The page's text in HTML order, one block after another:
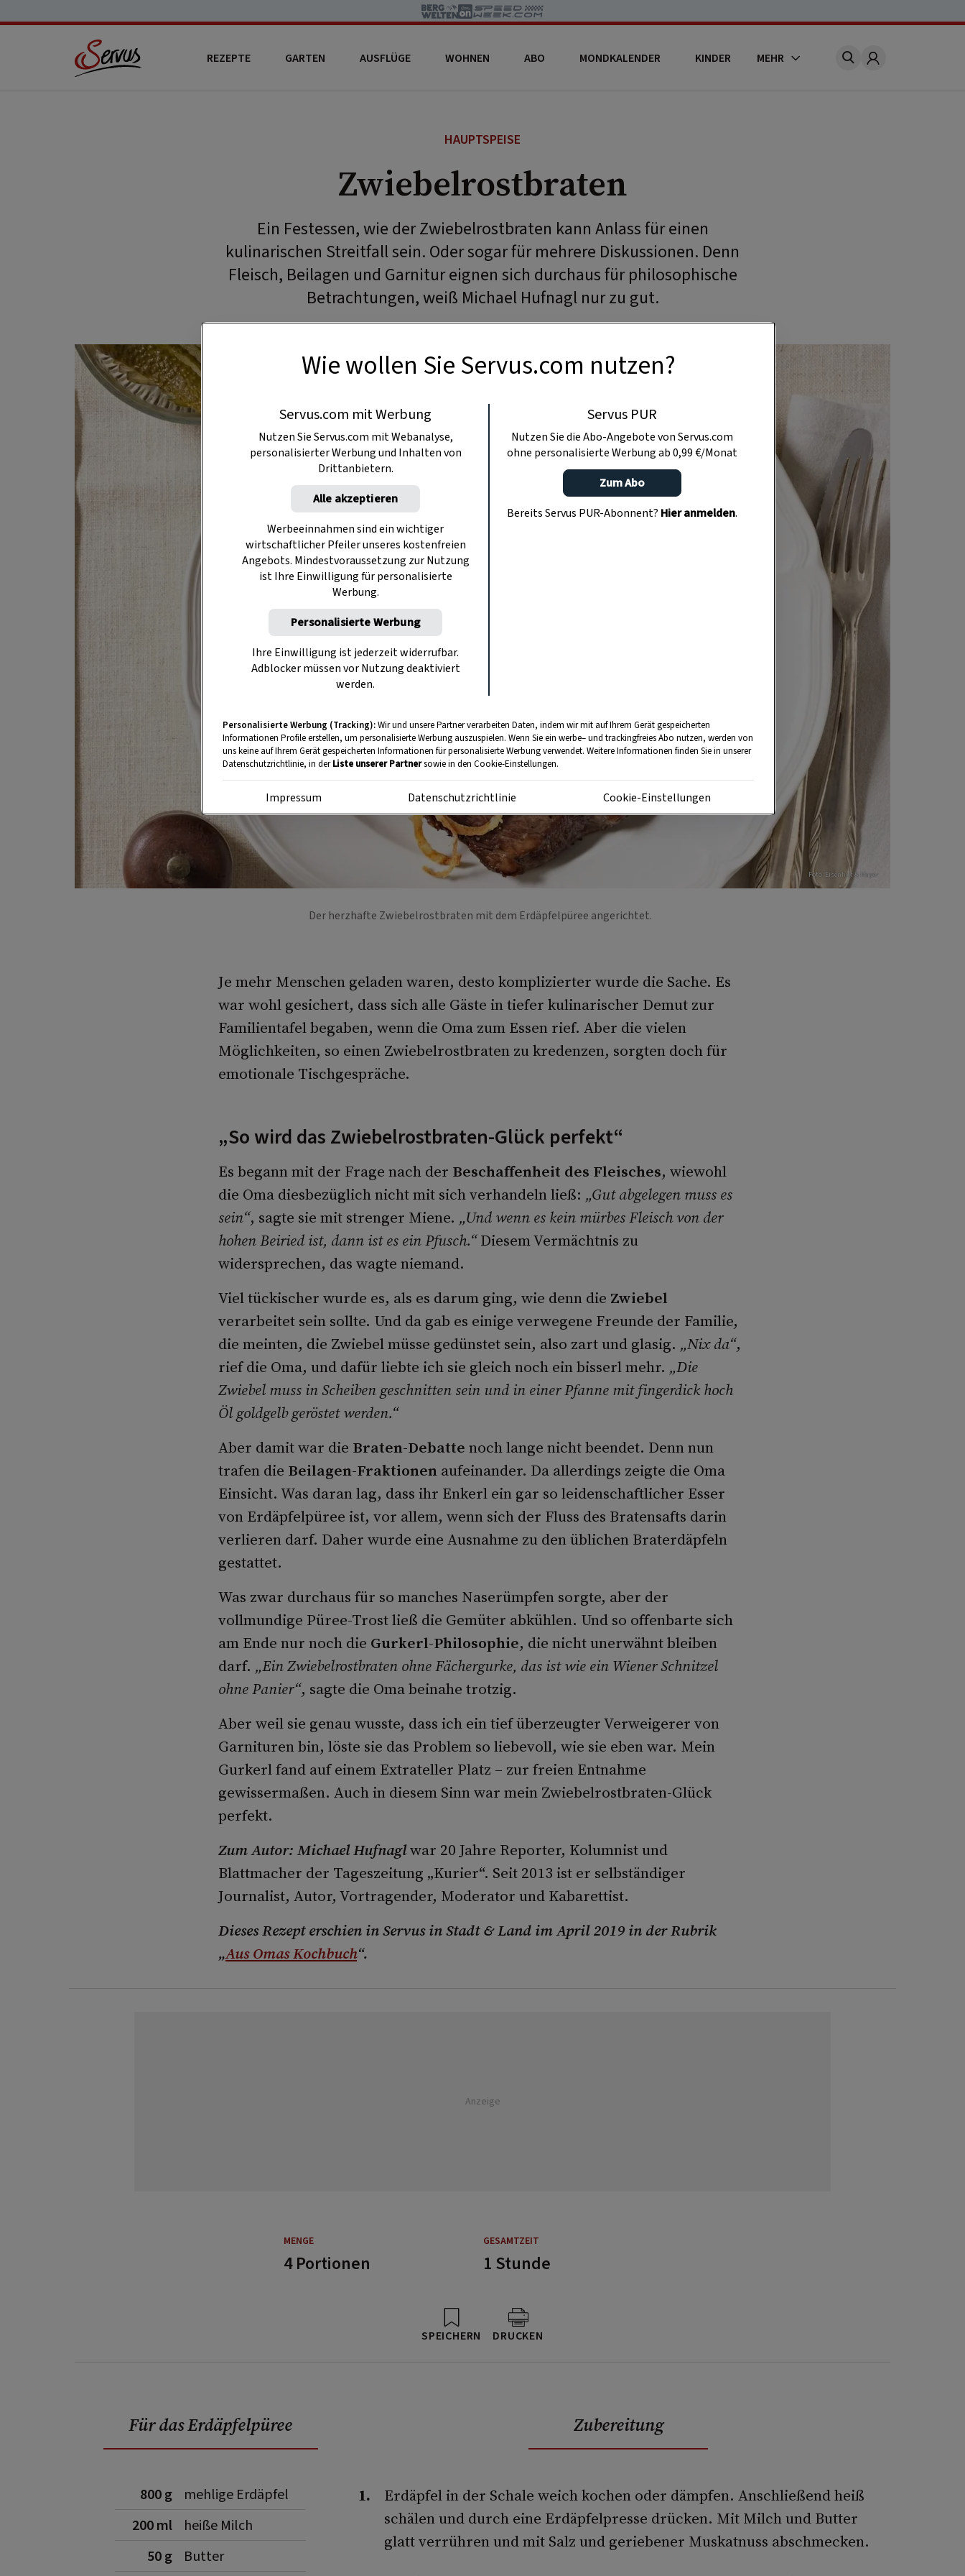
REZEPTE GARTEN AUSFLÜGE WOHNEN ABO MONDKALENDER KINDER MEHR Account
HAUPTSPEISE
Zwiebelrostbraten
Ein Festessen, wie der Zwiebelrostbraten kann Anlass für einen
kulinarischen Streitfall sein. Oder sogar für mehrere Diskussionen. Denn
Fleisch, Beilagen und Garnitur eignen sich durchaus für philosophische
Betrachtungen, weiß Michael Hufnagl nur zu gut.
Foto: Eisenhut & Mayer
Der herzhafte Zwiebelrostbraten mit dem Erdäpfelpüree angerichtet.
Je mehr Menschen geladen waren, desto komplizierter wurde die Sache. Es
war wohl gesichert, dass sich alle Gäste in tiefer kulinarischer Demut zur
Familientafel begaben, wenn die Oma zum Essen rief. Aber die vielen
Möglichkeiten, so einen Zwiebelrostbraten zu kredenzen, sorgten doch für
emotionale Tischgespräche.
„So wird das Zwiebelrostbraten-Glück perfekt“
Es begann mit der Frage nach der Beschaffenheit des Fleisches, wiewohl
die Oma diesbezüglich nicht mit sich verhandeln ließ: „Gut abgelegen muss es
sein“, sagte sie mit strenger Miene. „Und wenn es kein mürbes Fleisch von der
hohen Beiried ist, dann ist es ein Pfusch.“Diesem Vermächtnis zu
widersprechen, das wagte niemand.
Viel tückischer wurde es, als es darum ging, wie denn die Zwiebel
verarbeitet sein sollte. Und da gab es einige verwegene Freunde der Familie,
die meinten, die Zwiebel müsse gedünstet sein, also zart und glasig. „Nix da“,
rief die Oma, und dafür liebte ich sie gleich noch ein bisserl mehr. „Die
Zwiebel muss in Scheiben geschnitten sein und in einer Pfanne mit fingerdick hoch
Öl goldgelb geröstet werden.“
Aber damit war die Braten-Debatte noch lange nicht beendet. Denn nun
trafen die Beilagen-Fraktionen aufeinander. Da allerdings zeigte die Oma
Einsicht. Was daran lag, dass ihr Enkerl ein gar so leidenschaftlicher Esser
von Erdäpfelpüree ist, vor allem, wenn sich der Fluss des Bratensafts darin
verlieren darf. Daher wurde eine Ausnahme zu den üblichen Braterdäpfeln
gestattet.
Was zwar durchaus für so manches Naserümpfen sorgte, aber der
vollmundige Püree-Trost ließ die Gemüter abkühlen. Und so offenbarte sich
am Ende nur noch die Gurkerl-Philosophie, die nicht unerwähnt bleiben
darf. „Ein Zwiebelrostbraten ohne Fächergurke, das ist wie ein Wiener Schnitzel
ohne Panier“, sagte die Oma beinahe trotzig.
Aber weil sie genau wusste, dass ich ein tief überzeugter Verweigerer von
Garnituren bin, löste sie das Problem so liebevoll, wie sie eben war. Mein
Gurkerl fand auf einem Extrateller Platz – zur freien Entnahme
gewissermaßen. Auch in diesem Sinn war mein Zwiebelrostbraten-Glück
perfekt.
Zum Autor: Michael Hufnaglwar 20 Jahre Reporter, Kolumnist und
Blattmacher der Tageszeitung „Kurier“. Seit 2013 ist er selbständiger
Journalist, Autor, Vortragender, Moderator und Kabarettist.
Dieses Rezept erschien in Servus in Stadt & Land im April 2019 in der Rubrik
„Aus Omas Kochbuch“.
Anzeige
MENGE GESAMTZEIT
4 Portionen 1 Stunde
SPEICHERN DRUCKEN
Für das Erdäpfelpüree
800 g
mehlige Erdäpfel
200 ml
heiße Milch
50 g
Butter
Zubereitung
Erdäpfel in der Schale weich kochen oder dämpfen. Anschließend heiß
schälen und durch eine Erdäpfelpresse drücken. Mit Milch und Butter
glatt verrühren und mit Salz und geriebener Muskatnuss abschmecken.
Wie wollen Sie Servus.com nutzen?
Servus.com mit Werbung
Nutzen Sie Servus.com mit Webanalyse,
personalisierter Werbung und Inhalten von
Drittanbietern.
Alle akzeptieren
Werbeeinnahmen sind ein wichtiger
wirtschaftlicher Pfeiler unseres kostenfreien
Angebots. Mindestvoraussetzung zur Nutzung
ist Ihre Einwilligung für personalisierte
Werbung.
Personalisierte Werbung
Ihre Einwilligung ist jederzeit widerrufbar.
Adblocker müssen vor Nutzung deaktiviert
werden.
Servus PUR
Nutzen Sie die Abo-Angebote von Servus.com
ohne personalisierte Werbung ab 0,99 €/Monat
Zum Abo
Bereits Servus PUR-Abonnent? Hier anmelden.
Personalisierte Werbung (Tracking):Wir und unsere Partner verarbeiten Daten, indem wir mit auf Ihrem Gerät gespeicherten
Informationen Profile erstellen, um personalisierte Werbung auszuspielen. Wenn Sie ein werbe– und trackingfreies Abo nutzen, werden von
uns keine auf Ihrem Gerät gespeicherten Informationen für personalisierte Werbung verwendet. Weitere Informationen finden Sie in unserer
Datenschutzrichtlinie, in derListe unserer Partnersowie in den Cookie-Einstellungen.
Impressum Datenschutzrichtlinie Cookie-Einstellungen